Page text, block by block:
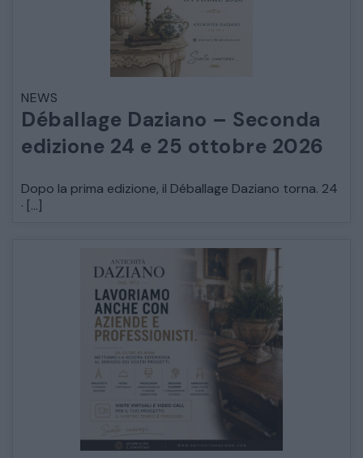
CATALOGO COMPLETO
MOBILI
CAMERE
NEWS
Déballage Daziano – Seconda
edizione 24 e 25 ottobre 2026
Dopo la prima edizione, il Déballage Daziano torna. 24
· […]